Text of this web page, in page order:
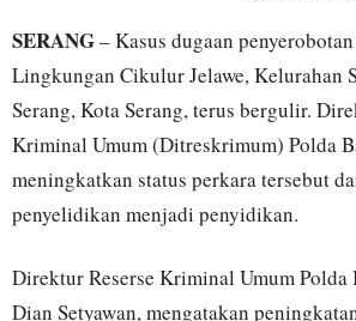
SERANG– Kasus dugaan
Lingkungan Cikulur Jelawe, Kelurahan
Serang, Kota Serang, terus bergulir.
Kriminal Umum (Ditreskrimum) Polda
meningkatkan status perkara tersebut
penyelidikan menjadi penyidikan.
Direktur Reserse Kriminal Umum Polda
Dian Setyawan, mengatakan